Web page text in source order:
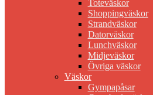
Toteväskor
Shoppingväskor
Strandväskor
Datorväskor
Lunchväskor
Midjeväskor
Övriga väskor
Väskor
Gympapåsar